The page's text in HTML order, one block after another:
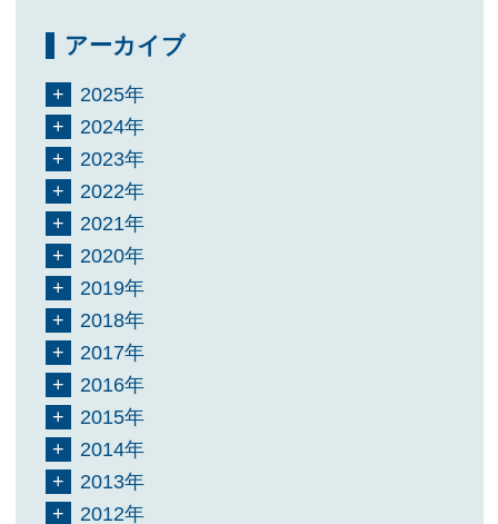
アーカイブ
2025年
2024年
2023年
2022年
2021年
2020年
2019年
2018年
2017年
2016年
2015年
2014年
2013年
2012年